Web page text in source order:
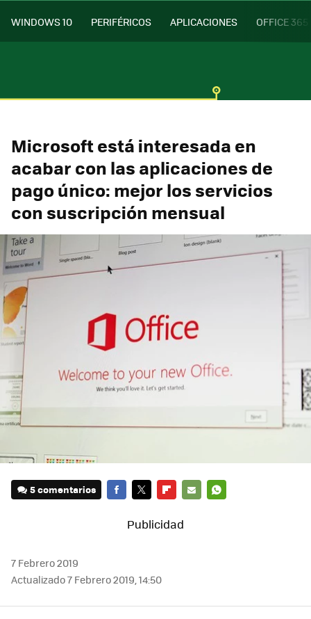
WINDOWS 10 PERIFÉRICOS APLICACIONES OFFICE 365
Microsoft está interesada en
acabar con las aplicaciones de
pago único: mejor los servicios
con suscripción mensual
5 comentarios
MAIL
7 Febrero 2019
Actualizado 7 Febrero 2019, 14:50